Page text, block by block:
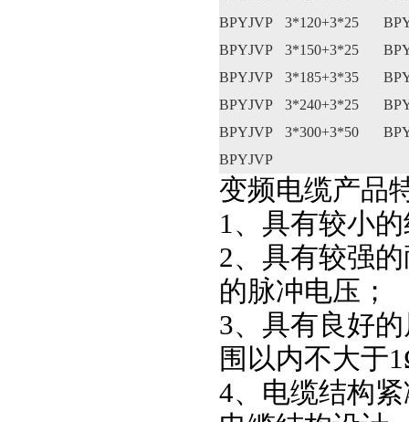
BPYJVP
3*120+3*25
BPYJVP
3*150+3*25
BPYJVP
3*185+3*35
BPYJVP
3*240+3*25
BPYJVP
3*300+3*50
BPYJVP
变频电缆产品
1、具有较小
2、具有较强
的脉冲电压；
3、具有良好
围以内不大于
4、电缆结构